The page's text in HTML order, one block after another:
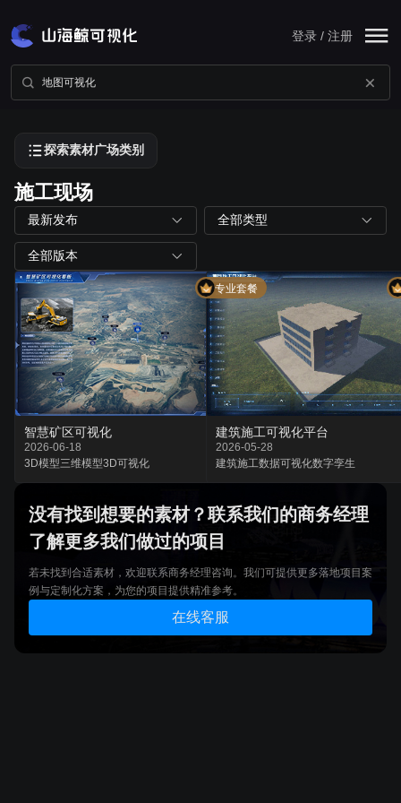
登录 / 注册
探索素材广场类别
施工现场
最新发布 全部类型
全部版本
专业套餐
智慧矿区可视化
2026-06-18
3D模型三维模型3D可视化
建筑施工可视化平台
2026-05-28
建筑施工数据可视化数字孪生
没有找到想要的素材？联系我们的商务经理
了解更多我们做过的项目
若未找到合适素材，欢迎联系商务经理咨询。我们可提供更多落地项目案
例与定制化方案，为您的项目提供精准参考。
在线客服